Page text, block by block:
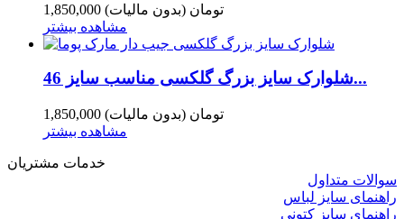
1,850,000 تومان (بدون مالیات)
مشاهده بیشتر
شلوارک سایز بزرگ گلکسی مناسب سایز 46...
1,850,000 تومان (بدون مالیات)
مشاهده بیشتر
خدمات مشتریان
سوالات متداول
راهنمای سایز لباس
راهنمای سایز کتونی